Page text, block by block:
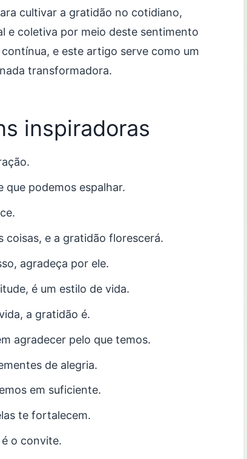
cultivar a gratidão no cotidiano,
e coletiva por meio deste sentimento
e este artigo serve como um
transformadora.
inspiradoras
podemos espalhar.
coisas, e a gratidão florescerá.
agradeça por ele.
é um estilo de vida.
a gratidão é.
agradecer pelo que temos.
de alegria.
em suficiente.
te fortalecem.
o convite.